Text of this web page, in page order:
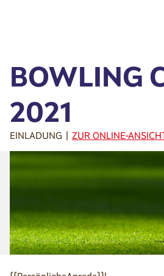
BOWLING
2021
EINLADUNG | ZUR ONLINE-